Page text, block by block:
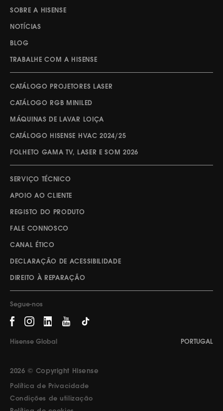
SOBRE A HISENSE
NOTÍCIAS
BLOG
TRABALHE COM A HISENSE
CATÁLOGO PROJETORES LASER
CATÁLOGO RGB MINILED
MÁQUINAS DE LAVAR LOIÇA
CATÁLOGO HISENSE HVAC 2024/25
FOLHETO GAMA TV, LASER E SOM 2026
SERVIÇO TÉCNICO
APOIO AO CLIENTE
REGISTO DO PRODUTO
FALE CONNOSCO
CANAL ÉTICO
DECLARAÇÃO DE ACESSIBILIDADE
DIREITO À REPARAÇÃO
Segue-nos
Hisense Global PORTUGAL
2026 © Copyright Hisense
Política de Privacidade
Condições de utilização